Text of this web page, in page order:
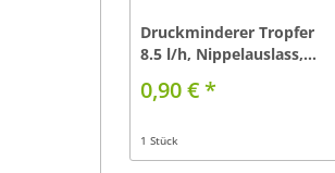
Druckminderer Tropfer
8.5 l/h, Nippelauslass,...
0,90 € *
1 Stück